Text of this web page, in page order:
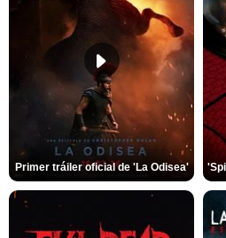
Primer tráiler oficial de 'La Odisea'